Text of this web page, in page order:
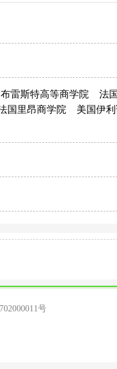
雷斯特高等商学院 法
国里昂商学院 美国伊
号